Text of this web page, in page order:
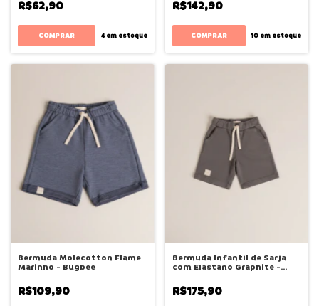
R$62,90
COMPRAR 4em estoque
R$142,90
COMPRAR 10 em estoque
Bermuda Molecotton Flame
Marinho - Bugbee
R$109,90
Bermuda Infantil de Sarja
com Elastano Graphite -
R$175,90